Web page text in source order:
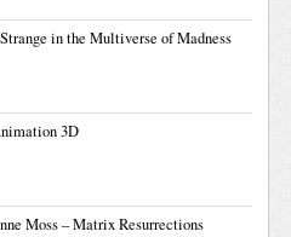
in the Multiverse of Madness
3D
Moss – Matrix Resurrections